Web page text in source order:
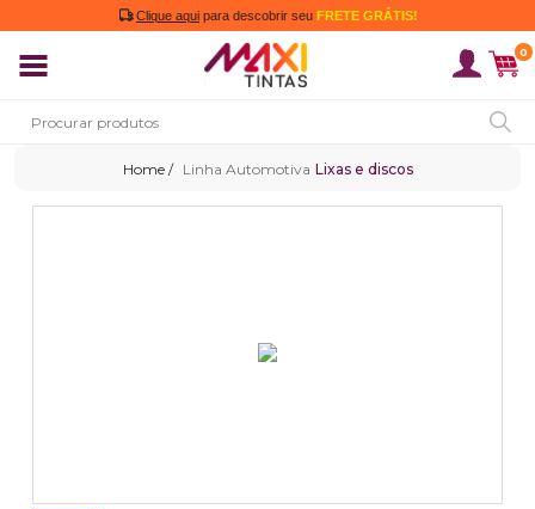
Clique aqui para descobrir seu FRETE GRÁTIS!
0
Linha Automotiva Lixas e discos